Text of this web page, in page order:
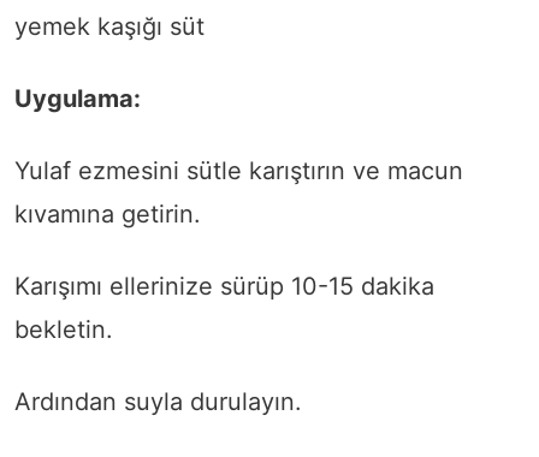
yemek kaşığı süt
Uygulama:
Yulaf ezmesini sütle karıştırın ve macun
kıvamına getirin.
Karışımı ellerinize sürüp 10-15 dakika
bekletin.
Ardından suyla durulayın.